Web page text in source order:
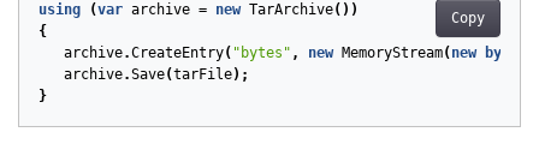
Copy
using (var archive = new TarArchive())
{
archive.CreateEntry( "bytes" , new MemoryStream( new byte
archive.Save(tarFile);
}